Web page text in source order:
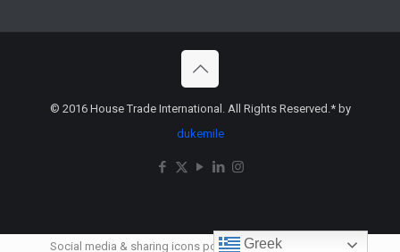
© 2016 House Trade International. All Rights Reserved.* by
dukemile
Greek
Social media & sharing icons powered byUltimatelySocial